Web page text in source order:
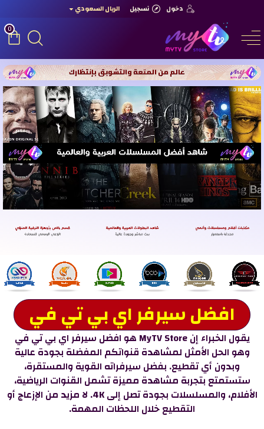
اشتراك
IPTV
بدون
تقطيع
-
سيرفر
قنوات
IPTV
الرسمي
دخول تسجيل
الريال السعودي
0
افضل سيرفر اي بي تي في
يقول الخبراء إن MyTV Store هو افضل سيرفر اي بي تي في
وهو الحل الأمثل لمشاهدة قنواتكم المفضلة بجودة عالية
وبدون أي تقطيع. بفضل سيرفراته القوية والمستقرة،
ستستمتع بتجربة مشاهدة مميزة تشمل القنوات الرياضية،
الأفلام، والمسلسلات بجودة تصل إلى 4K. لا مزيد من الإزعاج أو
التقطيع خلال اللحظات المهمة.